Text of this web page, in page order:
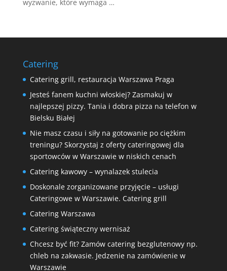
wyzwanie, które wymaga …
Catering
Catering grill, restauracja Warszawa Praga
Jesteś fanem kuchni włoskiej? Zasmakuj w
najlepszej pizzy. Tania i dobra pizza na telefon w
Bielsku Białej
Nie masz czasu i siły na gotowanie po ciężkim
treningu? Skorzystaj z oferty cateringowej dla
sportowców w Warszawie w niskich cenach
Catering kawowy – wynalazek stulecia
Doskonale zorganizowane przyjęcie – usługi
Cateringowe w Warszawie. Catering grill
Catering Warszawa
Catering świąteczny wernisaż
Chcesz być fit? Zamów catering bezglutenowy np.
chleb na zakwasie. Jedzenie na zamówienie w
Warszawie